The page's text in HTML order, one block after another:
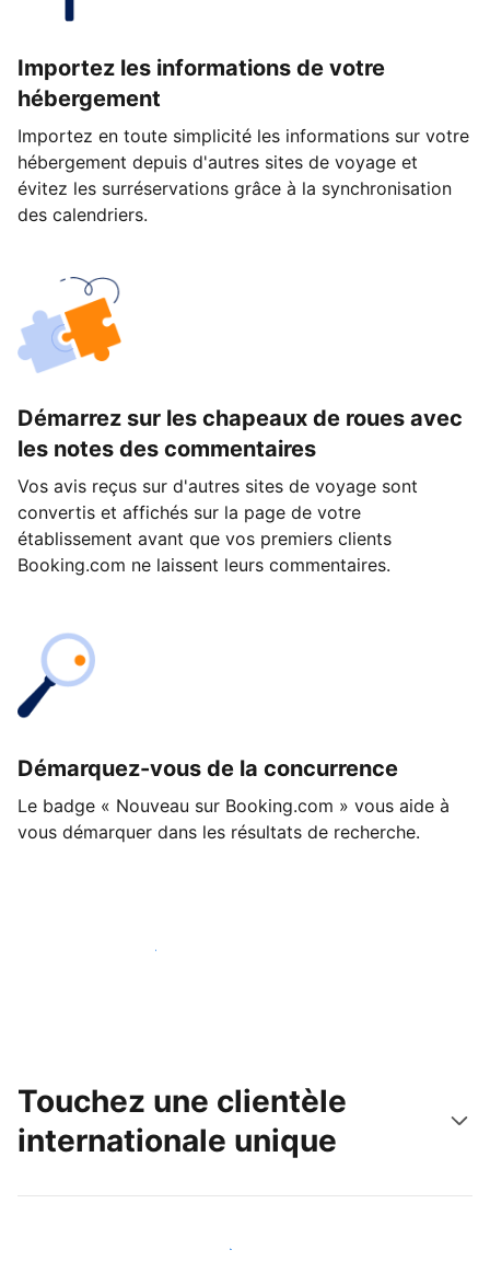
Importez les informations de votre
hébergement
Importez en toute simplicité les informations sur votre
hébergement depuis d'autres sites de voyage et
évitez les surréservations grâce à la synchronisation
des calendriers.
Démarrez sur les chapeaux de roues avec
les notes des commentaires
Vos avis reçus sur d'autres sites de voyage sont
convertis et affichés sur la page de votre
établissement avant que vos premiers clients
Booking.com ne laissent leurs commentaires.
Démarquez-vous de la concurrence
Le badge « Nouveau sur Booking.com » vous aide à
vous démarquer dans les résultats de recherche.
Lancez-vous dès aujourd'hui
Touchez une clientèle
internationale unique
Touchez une nouvelle clientèle dès aujourd'hui